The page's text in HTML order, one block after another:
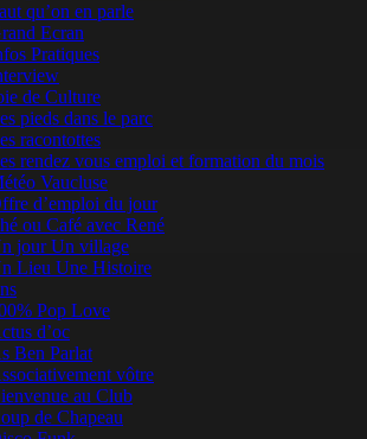
qu’on en parle
Ecran
Pratiques
de Culture
pieds dans le parc
racontottes
rendez vous emploi et formation du mois
Vaucluse
d’emploi du jour
ou Café avec René
jour Un village
Lieu Une Histoire
Pop Love
d’oc
Ben Parlat
vôtre
au Club
de Chapeau